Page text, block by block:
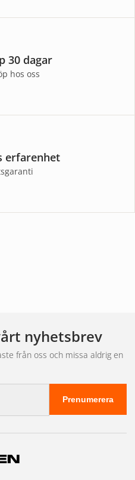
30 dagar
hos oss
erfarenhet
nyhetsbrev
från oss och missa aldrig en
Prenumerera